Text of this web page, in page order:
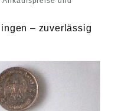
– zuverlässig